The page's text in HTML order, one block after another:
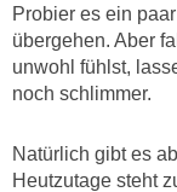
Probier es ein
übergehen. Aber
unwohl fühlst,
noch schlimmer.
Natürlich gibt es
Heutzutage steht